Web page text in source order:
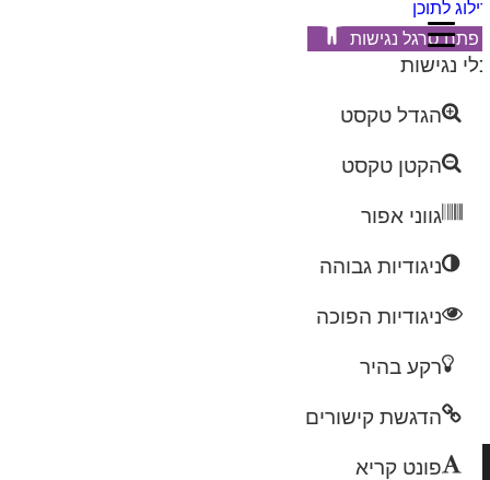
לתוכן
פתח סרגל נגישות
נגישות
הגדל טקסט
הקטן טקסט
גווני אפור
ניגודיות גבוהה
ניגודיות הפוכה
רקע בהיר
הדגשת קישורים
פונט קריא